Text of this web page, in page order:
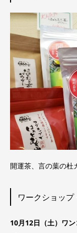
開運茶、言の葉の杜
ワークショッ
10月12日（土）ワ